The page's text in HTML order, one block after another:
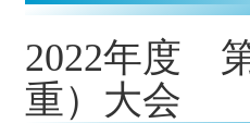
2022年度
重）大会